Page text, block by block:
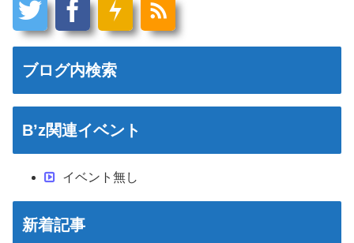
ブログ内検索
B’z関連イベント
イベント無し
新着記事